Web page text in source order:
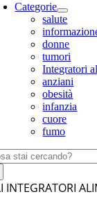
Categorie
salute
donne
tumori
Integratori
anziani
obesità
infanzia
cuore
fumo
INTEGRATORI